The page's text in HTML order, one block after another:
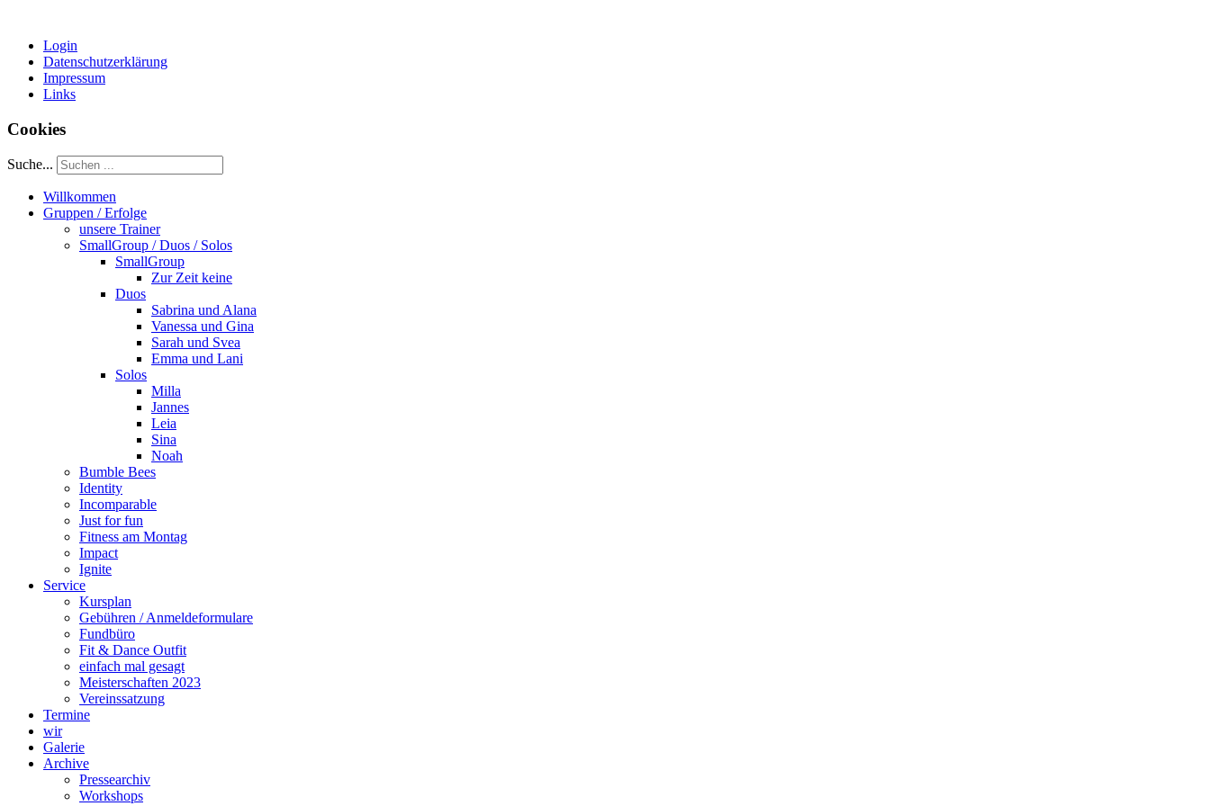
Login
Datenschutzerklärung
Impressum
Links
Cookies
Suche...
Willkommen
Gruppen / Erfolge
unsere Trainer
SmallGroup / Duos / Solos
SmallGroup
Zur Zeit keine
Duos
Sabrina und Alana
Vanessa und Gina
Sarah und Svea
Emma und Lani
Solos
Milla
Jannes
Leia
Sina
Noah
Bumble Bees
Identity
Incomparable
Just for fun
Fitness am Montag
Impact
Ignite
Service
Kursplan
Gebühren / Anmeldeformulare
Fundbüro
Fit & Dance Outfit
einfach mal gesagt
Meisterschaften 2023
Vereinssatzung
Termine
wir
Galerie
Archive
Pressearchiv
Workshops